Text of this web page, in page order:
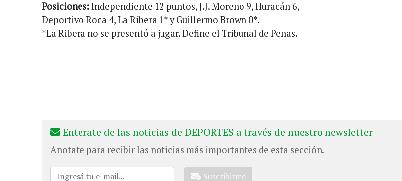
Posiciones:Independiente 12 puntos, J.J. Moreno 9, Huracán 6,
Deportivo Roca 4, La Ribera 1* y Guillermo Brown 0*.
*La Ribera no se presentó a jugar. Define el Tribunal de Penas.
Enterate de las noticias de DEPORTES a través de nuestro newsletter
Anotate para recibir las noticias más importantes de esta sección.
Suscribirme